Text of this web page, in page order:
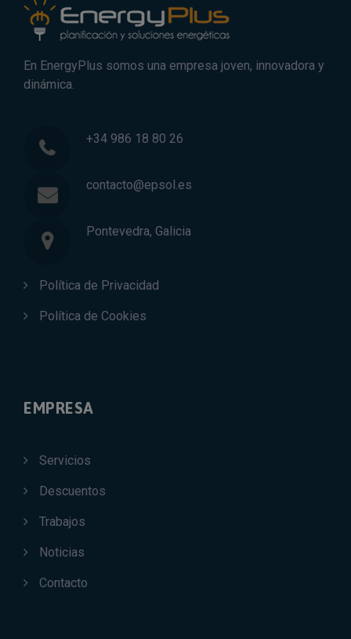
En EnergyPlus somos una empresa joven, innovadora y
dinámica.
+34 986 18 80 26
contacto@epsol.es
Pontevedra, Galicia
Política de Privacidad
Política de Cookies
EMPRESA
Servicios
Descuentos
Trabajos
Noticias
Contacto